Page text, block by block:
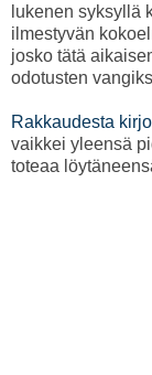
lukenen syksyllä
ilmestyvän
josko tätä
odotusten
Rakkaudesta
vaikkei yleensä
toteaa